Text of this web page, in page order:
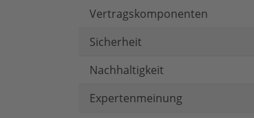
Vertragskomponenten
Sicherheit
Nachhaltigkeit
Expertenmeinung